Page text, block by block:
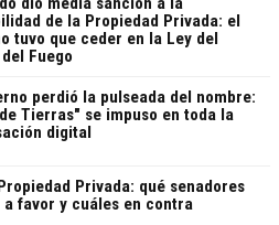
de la Propiedad Privada: el
tuvo que ceder en la Ley del
Fuego
perdió la pulseada del nombre:
Tierras" se impuso en toda la
digital
Privada: qué senadores
a favor y cuáles en contra